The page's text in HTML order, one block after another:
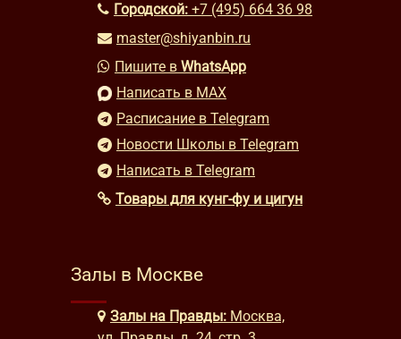
Городской: +7 (495) 664 36 98
master@shiyanbin.ru
Пишите в WhatsApp
Написать в MAX
Расписание в Telegram
Новости Школы в Telegram
Написать в Telegram
Товары для кунг-фу и цигун
Залы в Москве
Залы на Правды: Москва,